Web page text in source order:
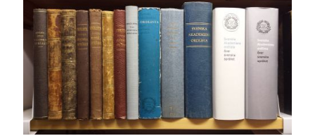
Flöde för kommentarer
WordPress.org
Pejpalla!